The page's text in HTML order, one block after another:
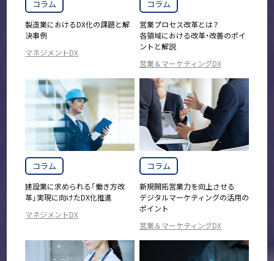
コラム
製造業におけるDX化の課題と解
決事例
マネジメントDX
コラム
営業プロセス改革とは？
各領域における改革・改善のポイ
ントと解説
営業＆マーケティングDX
コラム
建設業に求められる「働き方改
革」実現に向けたDX化推進
マネジメントDX
コラム
新規開拓営業力を向上させる
デジタルマーケティングの活用の
ポイント
営業＆マーケティングDX